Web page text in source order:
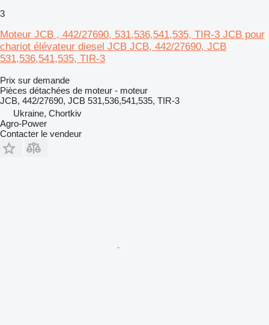
3
Moteur JCB , 442/27690, 531,536,541,535, TIR-3 JCB pour
chariot élévateur diesel JCB JCB, 442/27690, JCB
531,536,541,535, TIR-3
Prix sur demande
Pièces détachées de moteur - moteur
JCB, 442/27690, JCB 531,536,541,535, TIR-3
Ukraine, Chortkiv
Agro-Power
Contacter le vendeur